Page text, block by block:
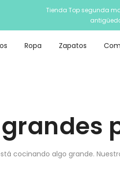
Tienda Top segunda
Ropa Zapatos
cocinando algo grande.